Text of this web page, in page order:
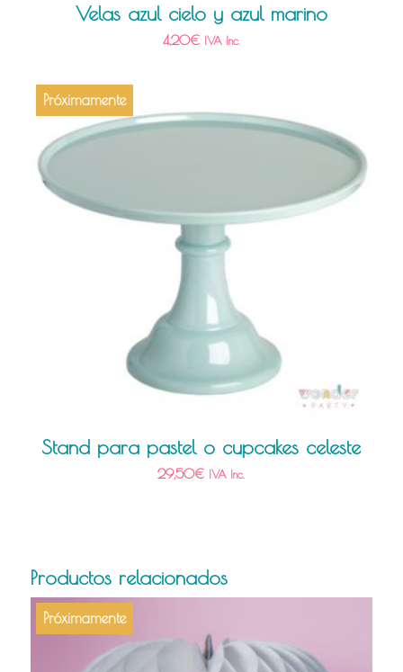
Velas azul cielo y azul marino
4,20€ IVA Inc.
Próximamente
Stand para pastel o cupcakes celeste
29,50€ IVA Inc.
Productos relacionados
Próximamente